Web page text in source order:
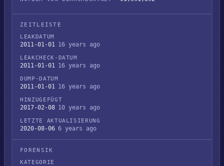
ZEITLEISTE
LEAKDATUM
2011-01-01 16 years ago
LEAKCHECK-DATUM
2011-01-01 16 years ago
DUMP-DATUM
2011-01-01 16 years ago
HINZUGEFÜGT
2017-02-08 10 years ago
LETZTE AKTUALISIERUNG
2020-08-06 6 years ago
FORENSIK
KATEGORIE